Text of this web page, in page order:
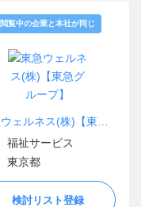
閲覧中の企業と本社が同じ
福祉サービス
東京都
検討リスト登録